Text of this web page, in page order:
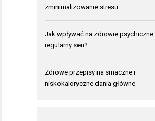
zminimalizowanie stresu
Jak wpływać na zdrowie
regularny sen?
Zdrowe przepisy na smaczne i
niskokaloryczne dania główne